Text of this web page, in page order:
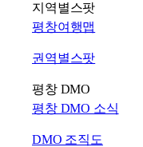
지역별스팟
평창여행맵
권역별스팟
평창 DMO
평창 DMO 소식
DMO 조직도